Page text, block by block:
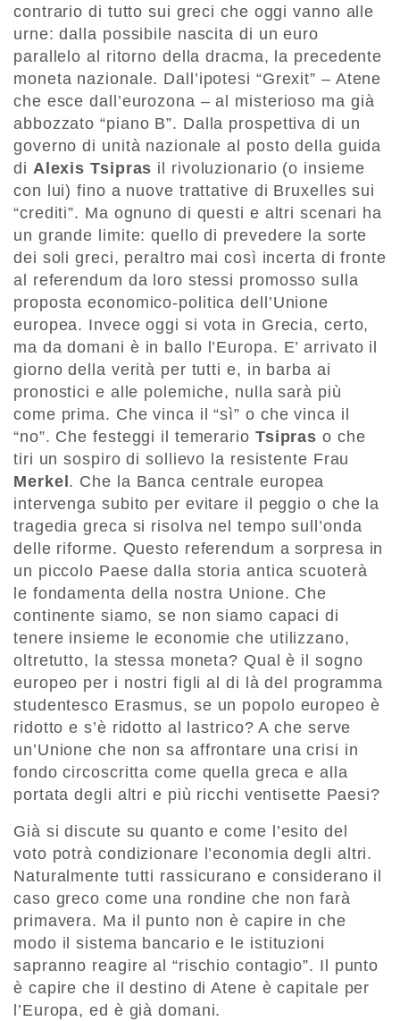
contrario di tutto sui greci che oggi vanno alle
urne: dalla possibile nascita di un euro
parallelo al ritorno della dracma, la precedente
moneta nazionale. Dall’ipotesi “Grexit” – Atene
che esce dall’eurozona – al misterioso ma già
abbozzato “piano B”. Dalla prospettiva di un
governo di unità nazionale al posto della guida
di Alexis Tsipras il rivoluzionario (o insieme
con lui) fino a nuove trattative di Bruxelles sui
“crediti”. Ma ognuno di questi e altri scenari ha
un grande limite: quello di prevedere la sorte
dei soli greci, peraltro mai così incerta di fronte
al referendum da loro stessi promosso sulla
proposta economico-politica dell’Unione
europea. Invece oggi si vota in Grecia, certo,
ma da domani è in ballo l’Europa. E’ arrivato il
giorno della verità per tutti e, in barba ai
pronostici e alle polemiche, nulla sarà più
come prima. Che vinca il “sì” o che vinca il
“no”. Che festeggi il temerario Tsipras o che
tiri un sospiro di sollievo la resistente Frau
Merkel . Che la Banca centrale europea
intervenga subito per evitare il peggio o che la
tragedia greca si risolva nel tempo sull’onda
delle riforme. Questo referendum a sorpresa in
un piccolo Paese dalla storia antica scuoterà
le fondamenta della nostra Unione. Che
continente siamo, se non siamo capaci di
tenere insieme le economie che utilizzano,
oltretutto, la stessa moneta? Qual è il sogno
europeo per i nostri figli al di là del programma
studentesco Erasmus, se un popolo europeo è
ridotto e s’è ridotto al lastrico? A che serve
un’Unione che non sa affrontare una crisi in
fondo circoscritta come quella greca e alla
portata degli altri e più ricchi ventisette Paesi?
Già si discute su quanto e come l’esito del
voto potrà condizionare l’economia degli altri.
Naturalmente tutti rassicurano e considerano il
caso greco come una rondine che non farà
primavera. Ma il punto non è capire in che
modo il sistema bancario e le istituzioni
sapranno reagire al “rischio contagio”. Il punto
è capire che il destino di Atene è capitale per
l’Europa, ed è già domani.